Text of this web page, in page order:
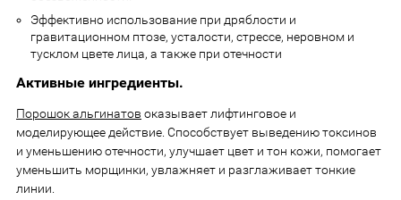
Эффективно использование при дряблости и
гравитационном птозе, усталости, стрессе, неровном и
тусклом цвете лица, а также при отечности
Активные ингредиенты.
Порошок альгинатов оказывает лифтинговое и
моделирующее действие. Способствует выведению токсинов
и уменьшению отечности, улучшает цвет и тон кожи, помогает
уменьшить морщинки, увлажняет и разглаживает тонкие
линии.